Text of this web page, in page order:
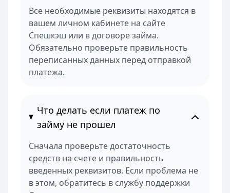
Все необходимые реквизиты находятся в
вашем личном кабинете на сайте
Спешкэш или в договоре займа.
Обязательно проверьте правильность
переписанных данных перед отправкой
платежа.
Что делать если платеж по
займу не прошел
Сначала проверьте достаточность
средств на счете и правильность
введенных реквизитов. Если проблема не
в этом, обратитесь в службу поддержки